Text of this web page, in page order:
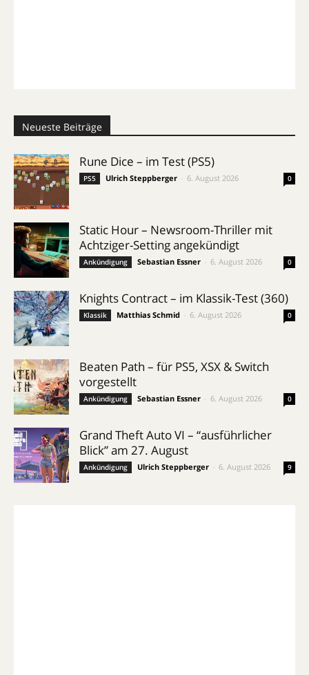
Neueste Beiträge
Rune Dice – im Test (PS5)
PS5 Ulrich Steppberger 6. August 2026 0
Static Hour – Newsroom-Thriller mit
Achtziger-Setting angekündigt
Ankündigung Sebastian Essner 6. August 2026 0
Knights Contract – im Klassik-Test (360)
Klassik Matthias Schmid 6. August 2026 0
Beaten Path – für PS5, XSX & Switch
vorgestellt
Ankündigung Sebastian Essner 6. August 2026 0
Grand Theft Auto VI – “ausführlicher
Blick” am 27. August
Ankündigung Ulrich Steppberger 6. August 2026 9